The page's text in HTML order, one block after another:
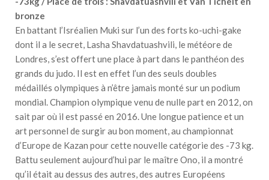
bronze
En battant l’Isréalien Muki sur l’un des forts ko-uchi-gake
dont il a le secret, Lasha Shavdatuashvili, le météore de
Londres, s’est offert une place à part dans le panthéon des
grands du judo. Il est en effet l’un des seuls doubles
médaillés olympiques à n’être jamais monté sur un podium
mondial. Champion olympique venu de nulle part en 2012, on
sait par où il est passé en 2016. Une longue patience et un
art personnel de surgir au bon moment, au championnat
d’Europe de Kazan pour cette nouvelle catégorie des -73 kg.
Battu seulement aujourd’hui par le maître Ono, il a montré
qu’il était au dessus des autres, des autres Européens